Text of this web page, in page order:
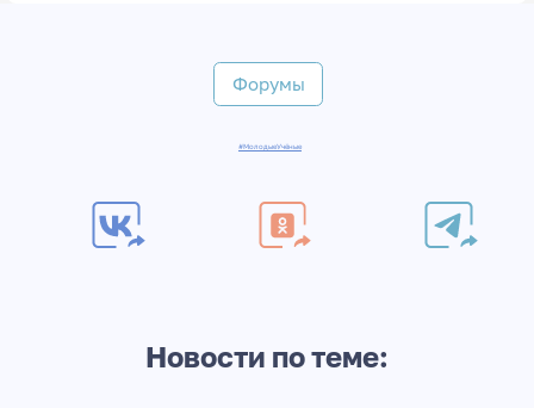
Форумы
#МолодыеУчёные
Новости по теме: